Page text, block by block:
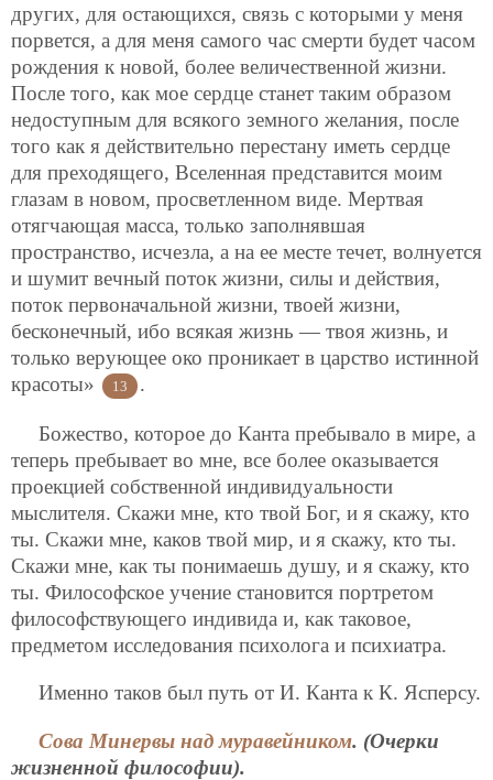
других, для остающихся, связь с которыми у меня
порвется, а для меня самого час смерти будет часом
рождения к новой, более величественной жизни.
После того, как мое сердце станет таким образом
недоступным для всякого земного желания, после
того как я действительно перестану иметь сердце
для преходящего, Вселенная представится моим
глазам в новом, просветленном виде. Мертвая
отягчающая масса, только заполнявшая
пространство, исчезла, а на ее месте течет, волнуется
и шумит вечный поток жизни, силы и действия,
поток первоначальной жизни, твоей жизни,
бесконечный, ибо всякая жизнь — твоя жизнь, и
только верующее око проникает в царство истинной
красоты»
13 .
Божество, которое до Канта пребывало в мире, а
теперь пребывает во мне, все более оказывается
проекцией собственной индивидуальности
мыслителя. Скажи мне, кто твой Бог, и я скажу, кто
ты. Скажи мне, каков твой мир, и я скажу, кто ты.
Скажи мне, как ты понимаешь душу, и я скажу, кто
ты. Философское учение становится портретом
философствующего индивида и, как таковое,
предметом исследования психолога и психиатра.
Именно таков был путь от И. Канта к К. Ясперсу.
Сова Минервы над муравейником. (Очерки
жизненной философии).